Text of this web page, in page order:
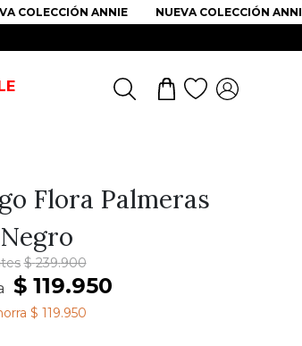
ANNIE NUEVA COLECCIÓN ANNIE
Flora Palmeras
Negro
$ 239.900
$ 119.950
$ 119.950